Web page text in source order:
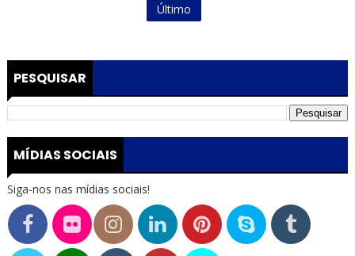
Último
PESQUISAR
MÍDIAS SOCIAIS
Siga-nos nas mídias sociais!